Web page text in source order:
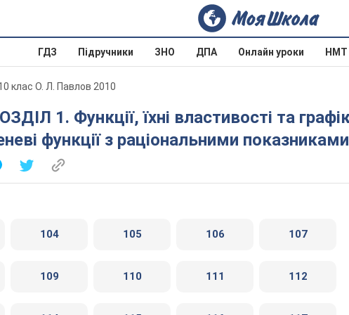
ГДЗ Підручники ЗНО ДПА Онлайн уроки НМТ
клас О. Л. Павлов 2010
функції з раціональними показниками
104 105 106 107
109 110 111 112